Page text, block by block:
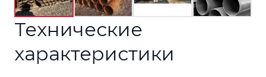
Технические
характеристики